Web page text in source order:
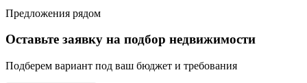
Предложения рядом
Оставьте заявку на подбор недвижимости
Подберем вариант под ваш бюджет и требования